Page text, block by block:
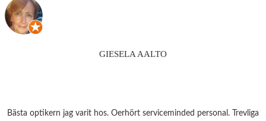
GIESELA AALTO
Bästa optikern jag varit hos. Oerhört serviceminded personal. Trevliga